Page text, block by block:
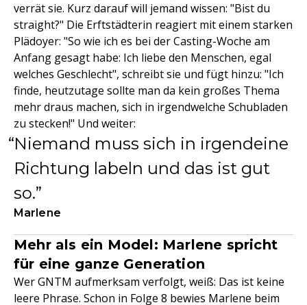
verrät sie. Kurz darauf will jemand wissen: "Bist du
straight?" Die Erftstädterin reagiert mit einem starken
Plädoyer: "So wie ich es bei der Casting-Woche am
Anfang gesagt habe: Ich liebe den Menschen, egal
welches Geschlecht", schreibt sie und fügt hinzu: "Ich
finde, heutzutage sollte man da kein großes Thema
mehr draus machen, sich in irgendwelche Schubladen
zu stecken!" Und weiter:
Niemand muss sich in irgendeine
Richtung labeln und das ist gut
so.
Marlene
Mehr als ein Model: Marlene spricht
für eine ganze Generation
Wer GNTM aufmerksam verfolgt, weiß: Das ist keine
leere Phrase. Schon in Folge 8 bewies Marlene beim